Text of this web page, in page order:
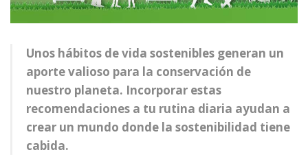
Unos hábitos de vida sostenibles generan un
aporte valioso para la conservación de
nuestro planeta. Incorporar estas
recomendaciones a tu rutina diaria ayudan a
crear un mundo donde la sostenibilidad tiene
cabida.